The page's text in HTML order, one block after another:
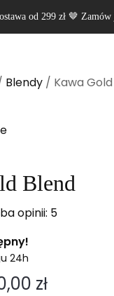
od 299 zł 🤎
Blendy / Kawa
Blend
opinii: 5
24h
zł